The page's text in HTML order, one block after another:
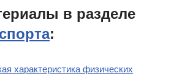
в разделе
:
характеристика физических